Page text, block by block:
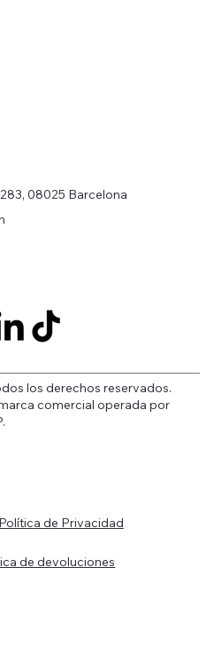
08025 Barcelona
los derechos reservados.
comercial operada por
Política de Privacidad
de devoluciones